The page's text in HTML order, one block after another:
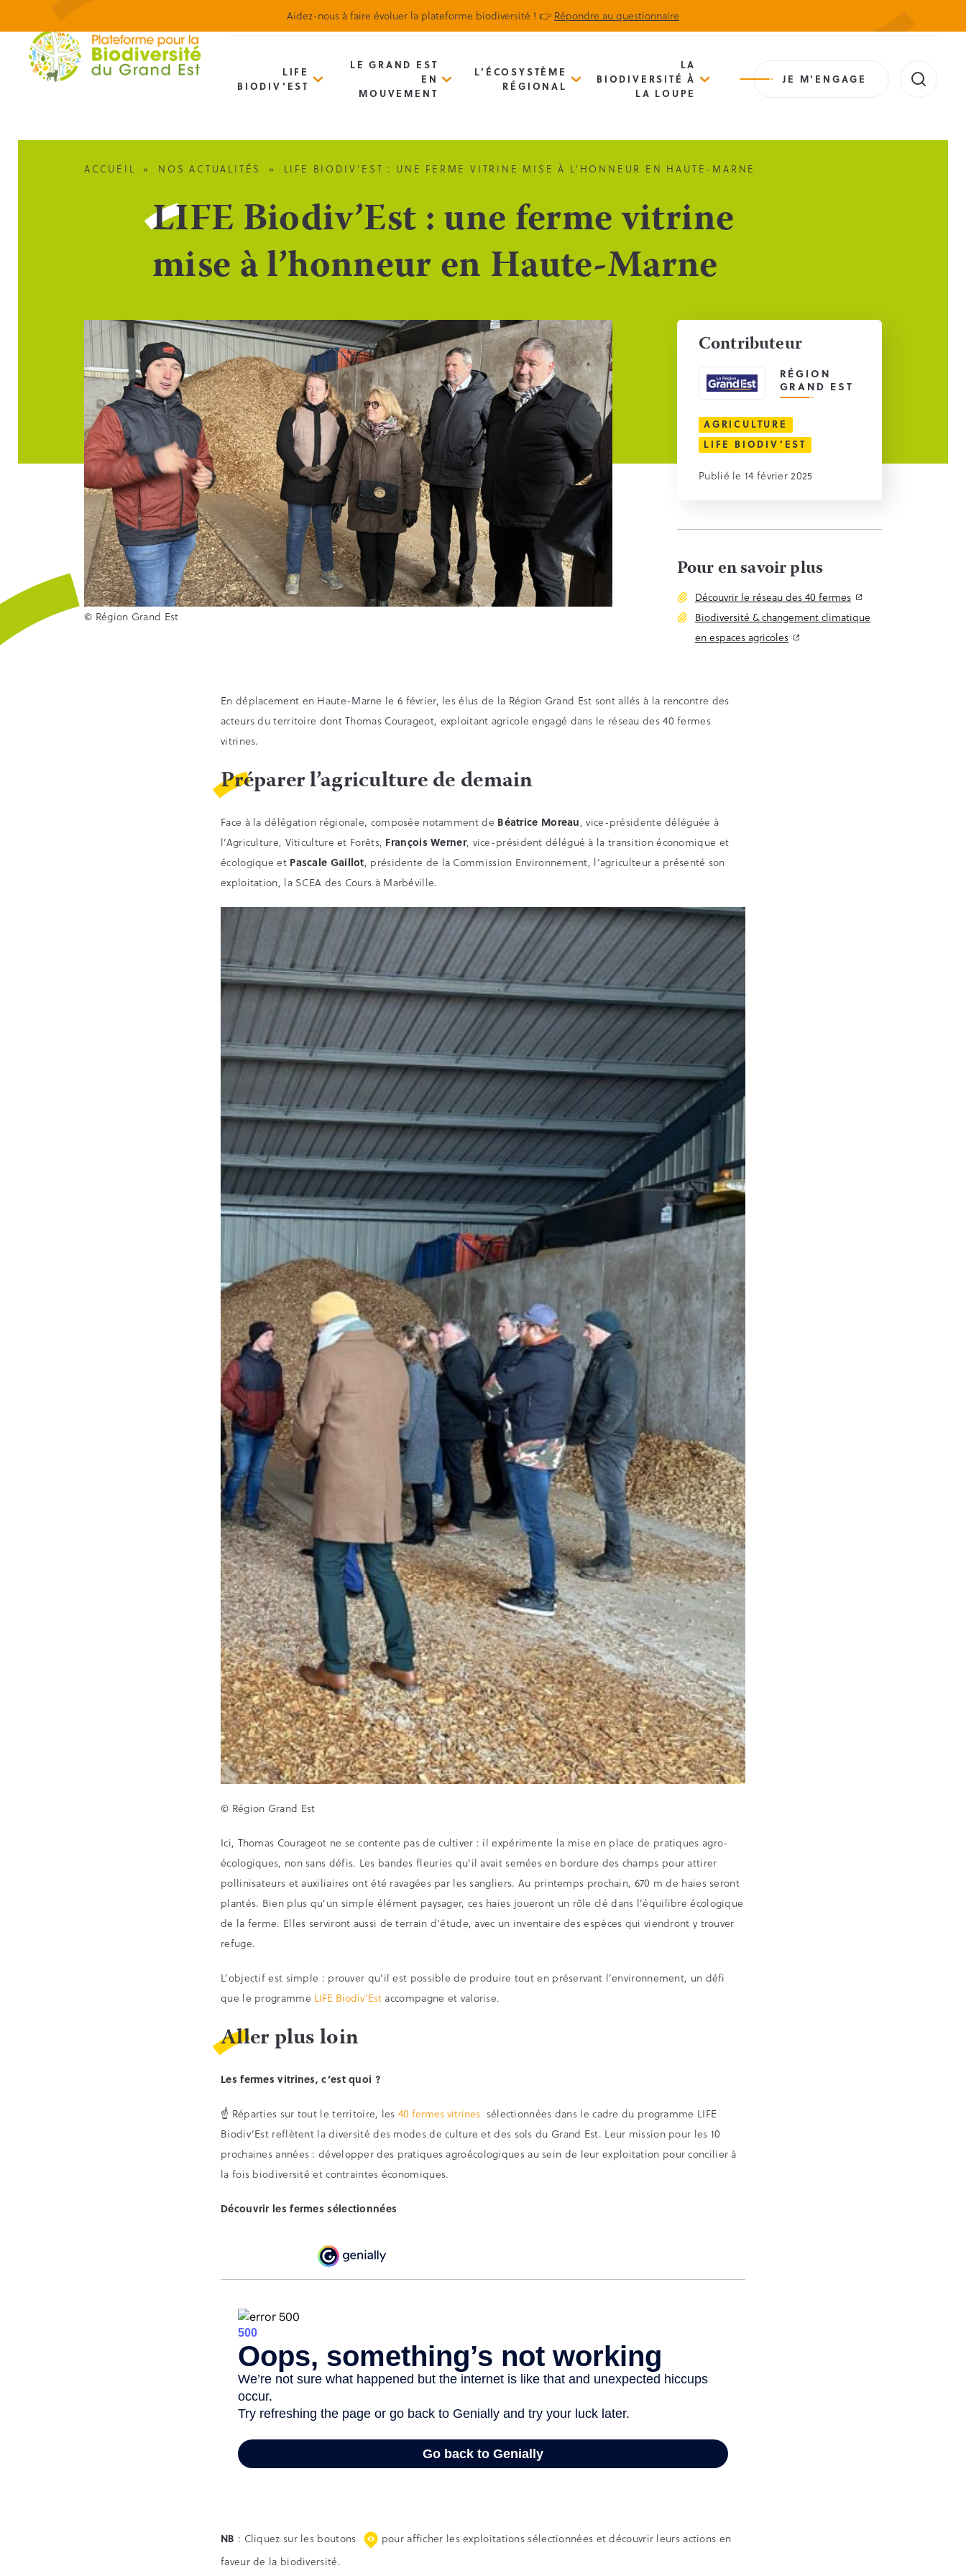
Aidez-nous à faire évoluer la plateforme biodiversité ! 👉 Répondre au questionnaire
Biodiv’Map Newsletter Actualités
LIFE
BIODIV’EST
LE GRAND EST
EN
MOUVEMENT
L’ÉCOSYSTÈME
RÉGIONAL
LA
BIODIVERSITÉ À
LA LOUPE
JE M'ENGAGE
ACCUEIL » NOS ACTUALITÉS » LIFE BIODIV’EST : UNE FERME VITRINE MISE À L’HONNEUR EN HAUTE-MARNE
LIFE Biodiv’Est : une ferme vitrine
mise à l’honneur en Haute-Marne
© Région Grand Est
Contributeur
RÉGION
GRAND EST
AGRICULTURE
LIFE BIODIV’EST
Publié le 14 février 2025
Pour en savoir plus
Découvrir le réseau des 40 fermes
Biodiversité & changement climatique
en espaces agricoles
En déplacement en Haute-Marne le 6 février, les élus de la Région Grand Est sont allés à la rencontre des
acteurs du territoire dont Thomas Courageot, exploitant agricole engagé dans le réseau des 40 fermes
vitrines.
Préparer l’agriculture de demain
Face à la délégation régionale, composée notamment de Béatrice Moreau, vice-présidente déléguée à
l’Agriculture, Viticulture et Forêts, François Werner, vice-président délégué à la transition économique et
écologique et Pascale Gaillot, présidente de la Commission Environnement, l’agriculteur a présenté son
exploitation, la SCEA des Cours à Marbéville.
© Région Grand Est
Ici, Thomas Courageot ne se contente pas de cultiver : il expérimente la mise en place de pratiques agro-
écologiques, non sans défis. Les bandes fleuries qu’il avait semées en bordure des champs pour attirer
pollinisateurs et auxiliaires ont été ravagées par les sangliers. Au printemps prochain, 670 m de haies seront
plantés. Bien plus qu’un simple élément paysager, ces haies joueront un rôle clé dans l’équilibre écologique
de la ferme. Elles serviront aussi de terrain d’étude, avec un inventaire des espèces qui viendront y trouver
refuge.
L’objectif est simple : prouver qu’il est possible de produire tout en préservant l’environnement, un défi
que le programme LIFE Biodiv’Estaccompagne et valorise.
Aller plus loin
Les fermes vitrines, c’est quoi ?
☝️ Réparties sur tout le territoire, les40 fermes vitrines sélectionnées dans le cadre du programme LIFE
Biodiv’Est reflètent la diversité des modes de culture et des sols du Grand Est. Leur mission pour les 10
prochaines années : développer des pratiques agroécologiques au sein de leur exploitation pour concilier à
la fois biodiversité et contraintes économiques.
Découvrir les fermes sélectionnées
NB : Cliquez sur les boutons
pour afficher les exploitations sélectionnées et découvrir leurs actions en
faveur de la biodiversité.